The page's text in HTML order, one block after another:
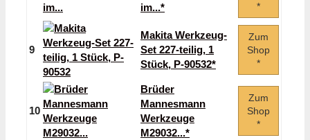
im...*
*
9
Makita Werkzeug-
Set 227-teilig, 1
Stück, P-90532*
Zum
Shop
*
10
Brüder
Mannesmann
Werkzeuge
M29032...*
Zum
Shop
*